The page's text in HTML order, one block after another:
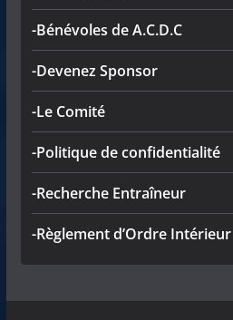
-Bénévoles de A.C.D.C
-Devenez Sponsor
-Le Comité
-Politique de confidentialité
-Recherche Entraîneur
-Règlement d’Ordre Intérieur